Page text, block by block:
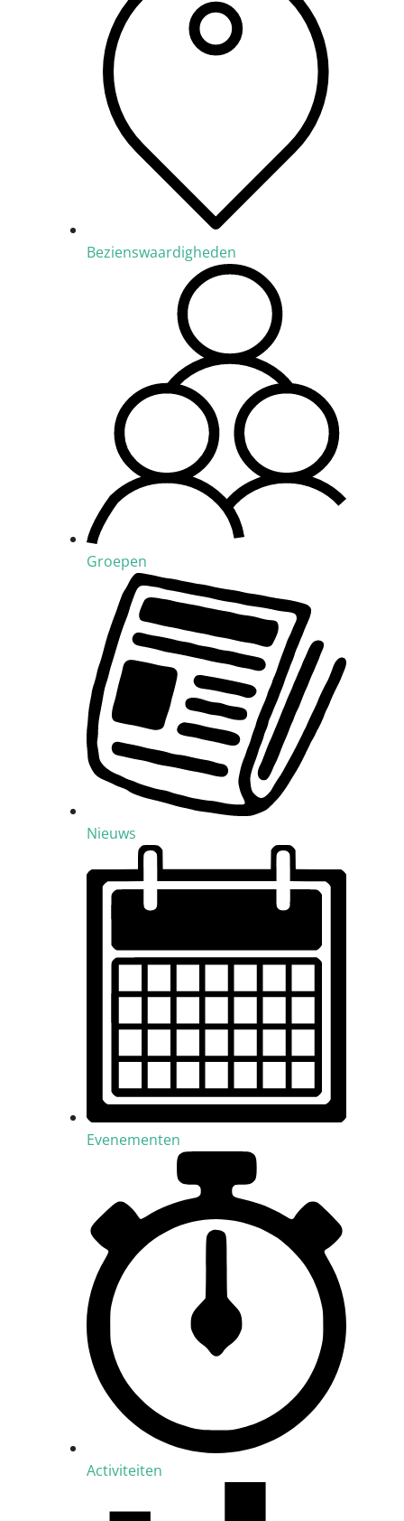
Bezienswaardigheden
Groepen
Nieuws
Evenementen
Activiteiten